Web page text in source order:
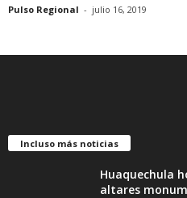
Pulso Regional - julio 16, 2019
Incluso más noticias
Huaquechula
altares